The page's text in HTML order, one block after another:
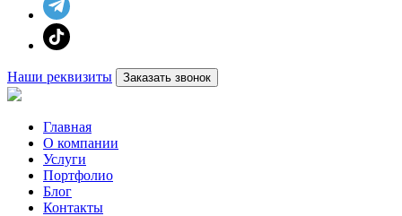
Наши реквизиты Заказать звонок
Главная
О компании
Услуги
Портфолио
Блог
Контакты